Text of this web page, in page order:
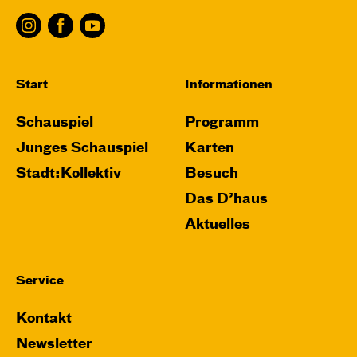
Leenders
Central 1
Do, 12.11. / 10:00 – 11:00
JUNGES SCHAUSPIEL
FAMILIENVORSTELLUNG
Leenders
Central 1
Start
Schauspiel
Junges Schauspiel
Stadt:Kollektiv
Informationen
Programm
Karten
Besuch
Das D’haus
Aktuelles
Service
Kontakt
Newsletter